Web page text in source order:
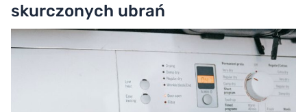
skurczonych ubrań